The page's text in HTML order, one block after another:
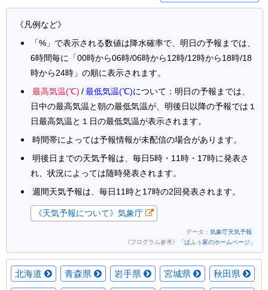
《凡例など》
「%」で表示される数値は降水確率で、明日の予報までは、
6時間毎に「00時から06時/06時から12時/12時から18時/18
時から24時」の順に表示されます。
最高気温(℃) /最低気温(℃)について：明日の予報までは、
日中の最高気温と朝の最低気温が、明後日以降の予報では１
日最高気温と１日の最低気温が表示されます。
時間帯によっては予報情報が未配信の場合があります。
明後日までの天気予報は、毎日5時・11時・17時に発表さ
れ、状況によっては随時発表されます。
週間天気予報は、毎日11時と17時の2回発表されます。
《天気予報について》気象庁
データ： 気象庁天気予報
《プログラム参考》
「ぱふぅ家のホームページ」
北海道 青森県 岩手県 宮城県 秋田県